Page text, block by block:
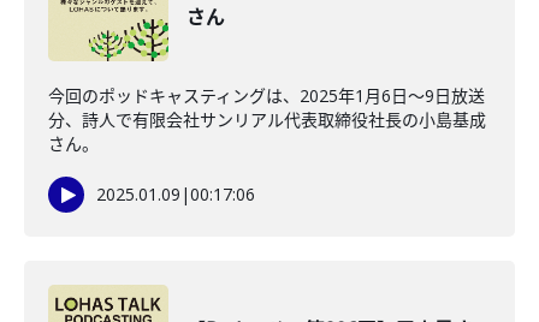
さん
今回のポッドキャスティングは、2025年1月6日～9日放送
分、詩人で有限会社サンリアル代表取締役社長の小島基成
さん。
2025.01.09 |00:17:06